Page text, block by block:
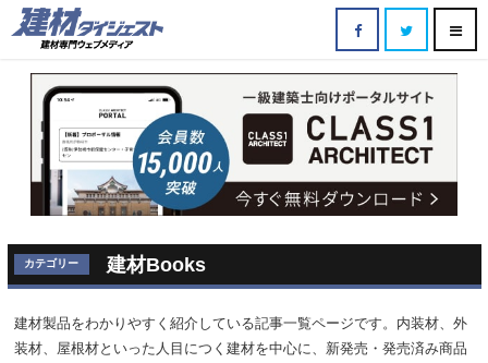
カテゴリー 建材Books
建材製品をわかりやすく紹介している記事一覧ページです。内装材、外
装材、屋根材といった人目につく建材を中心に、新発売・発売済み商品